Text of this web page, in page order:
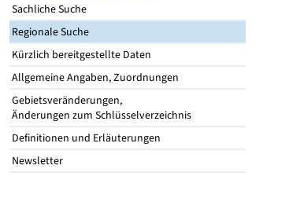
Sachliche Suche
Regionale Suche
Kürzlich bereitgestellte Daten
Allgemeine Angaben, Zuordnungen
Gebietsveränderungen,
Änderungen zum Schlüsselverzeichnis
Definitionen und Erläuterungen
Newsletter